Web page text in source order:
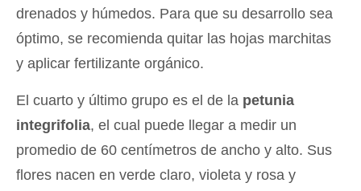
drenados y húmedos. Para que su desarrollo sea
óptimo, se recomienda quitar las hojas marchitas
y aplicar fertilizante orgánico.
El cuarto y último grupo es el de la petunia
integrifolia, el cual puede llegar a medir un
promedio de 60 centímetros de ancho y alto. Sus
flores nacen en verde claro, violeta y rosa y